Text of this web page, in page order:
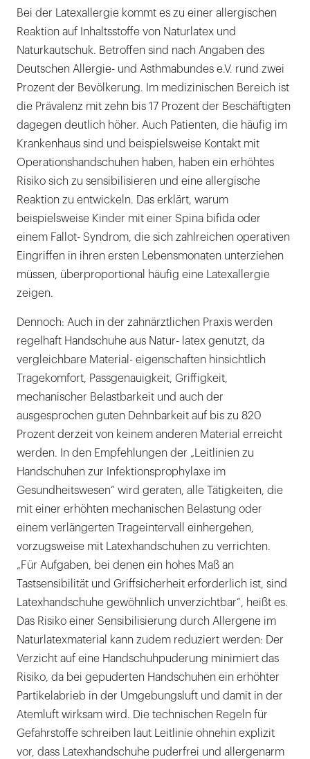
Latex
allgegenwärtig
-
von
Antirutschsocken
über
Kondome
bis
hin
zu
Radier-
und
Kaugummis.
Dennoch
ist
Bereich
die
Prävalenz
der
Personen
mit
Latexallergie
deutlich
höher.
|
Bei der Latexallergie kommt es zu einer allergischen
Reaktion auf Inhaltsstoffe von Naturlatex und
Naturkautschuk. Betroffen sind nach Angaben des
Deutschen Allergie- und Asthmabundes e.V. rund zwei
Prozent der Bevölkerung. Im medizinischen Bereich ist
die Prävalenz mit zehn bis 17 Prozent der Beschäftigten
dagegen deutlich höher. Auch Patienten, die häufig im
Krankenhaus sind und beispielsweise Kontakt mit
Operationshandschuhen haben, haben ein erhöhtes
Risiko sich zu sensibilisieren und eine allergische
Reaktion zu entwickeln. Das erklärt, warum
beispielsweise Kinder mit einer Spina bifida oder
einem Fallot- Syndrom, die sich zahlreichen operativen
Eingriffen in ihren ersten Lebensmonaten unterziehen
müssen, überproportional häufig eine Latexallergie
zeigen.
Dennoch: Auch in der zahnärztlichen Praxis werden
regelhaft Handschuhe aus Natur- latex genutzt, da
vergleichbare Material- eigenschaften hinsichtlich
Tragekomfort, Passgenauigkeit, Griffigkeit,
mechanischer Belastbarkeit und auch der
ausgesprochen guten Dehnbarkeit auf bis zu 820
Prozent derzeit von keinem anderen Material erreicht
werden. In den Empfehlungen der „Leitlinien zu
Handschuhen zur Infektionsprophylaxe im
Gesundheitswesen“ wird geraten, alle Tätigkeiten, die
mit einer erhöhten mechanischen Belastung oder
einem verlängerten Trageintervall einhergehen,
vorzugsweise mit Latexhandschuhen zu verrichten.
„Für Aufgaben, bei denen ein hohes Maß an
Tastsensibilität und Griffsicherheit erforderlich ist, sind
Latexhandschuhe gewöhnlich unverzichtbar“, heißt es.
Das Risiko einer Sensibilisierung durch Allergene im
Naturlatexmaterial kann zudem reduziert werden: Der
Verzicht auf eine Handschuhpuderung minimiert das
Risiko, da bei gepuderten Handschuhen ein erhöhter
Partikelabrieb in der Umgebungsluft und damit in der
Atemluft wirksam wird. Die technischen Regeln für
Gefahrstoffe schreiben laut Leitlinie ohnehin explizit
vor, dass Latexhandschuhe puderfrei und allergenarm